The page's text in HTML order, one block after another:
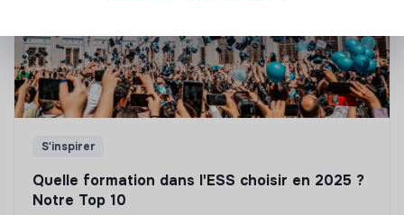
S'inspirer
Quelle formation dans l'ESS choisir en 2025 ?
Notre Top 10